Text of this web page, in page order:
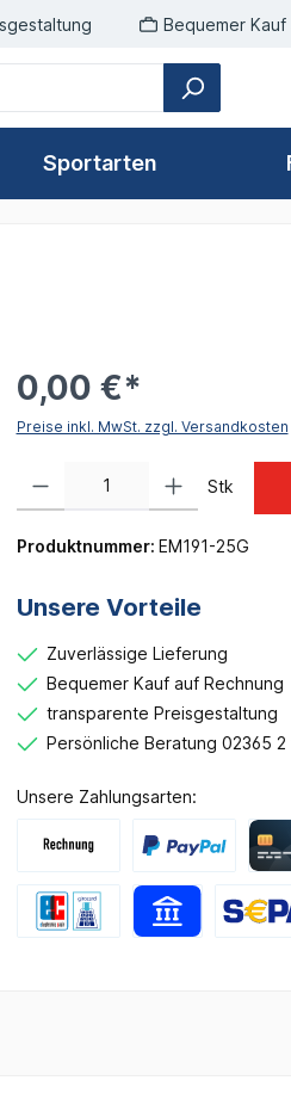
Bequemer
Sportarten
0,00 €*
Preise inkl. MwSt. zzgl. Versandkosten
Stk
Produktnummer: EM191-25G
Unsere Vorteile
Zuverlässige Lieferung
Bequemer Kauf auf Rechnung
transparente Preisgestaltung
Persönliche Beratung 02365 2
Unsere Zahlungsarten: